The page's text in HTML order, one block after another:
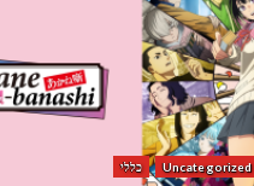
Uncategorized כללי